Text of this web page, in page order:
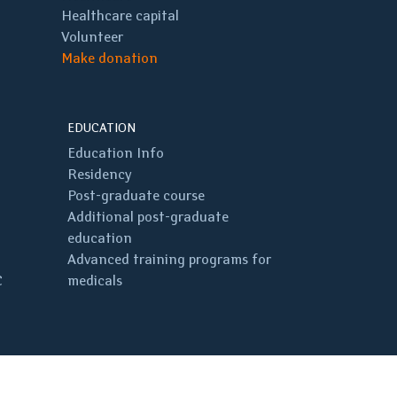
Healthcare capital
Volunteer
Make donation
EDUCATION
Education Info
Residency
Post-graduate course
Additional post-graduate
education
Advanced training programs for
medicals